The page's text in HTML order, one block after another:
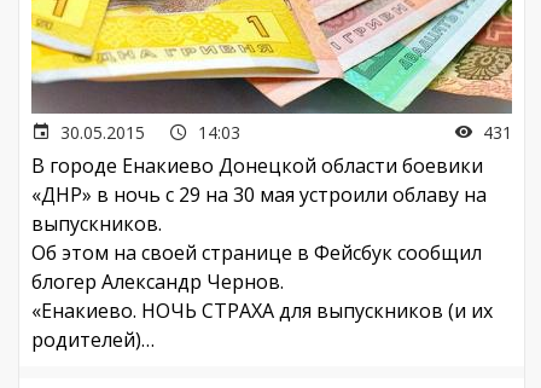
30.05.2015 14:03 431
В городе Енакиево Донецкой области боевики
«ДНР» в ночь с 29 на 30 мая устроили облаву на
выпускников.
Об этом на своей странице в Фейсбук сообщил
блогер Александр Чернов.
«Енакиево. НОЧЬ СТРАХА для выпускников (и их
родителей)…